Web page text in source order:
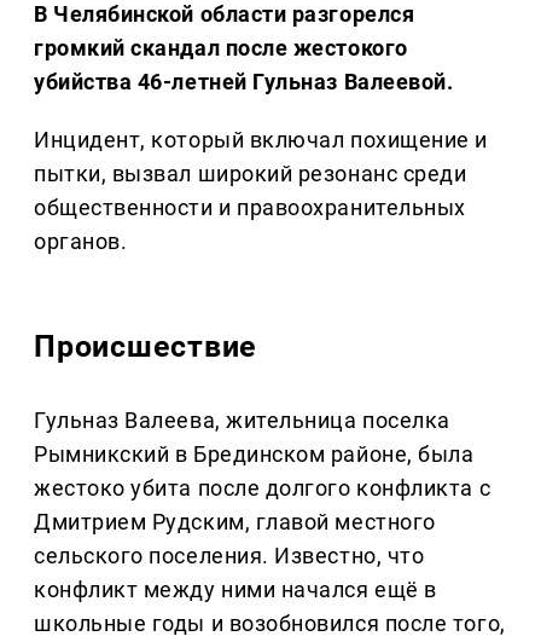
В Челябинской области разгорелся
громкий скандал после жестокого
убийства 46-летней Гульназ Валеевой.
Инцидент, который включал похищение и
пытки, вызвал широкий резонанс среди
общественности и правоохранительных
органов.
Происшествие
Гульназ Валеева, жительница поселка
Рымникский в Брединском районе, была
жестоко убита после долгого конфликта с
Дмитрием Рудским, главой местного
сельского поселения. Известно, что
конфликт между ними начался ещё в
школьные годы и возобновился после того,